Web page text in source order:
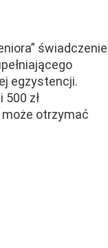
świadczenie
egzystencji.
zł
może otrzymać